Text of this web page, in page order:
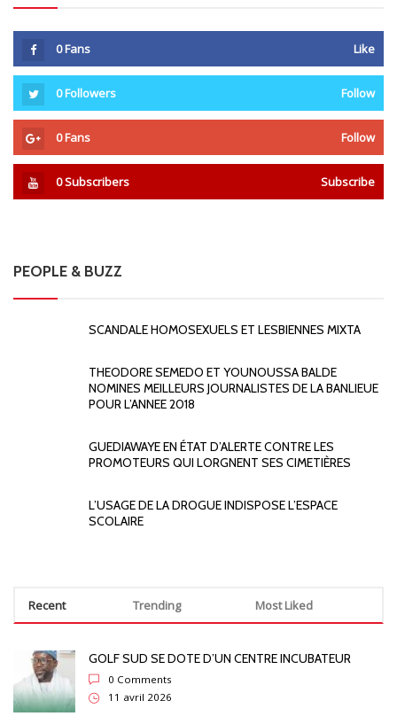
0Fans Like
0Followers Follow
0Fans Follow
0Subscribers Subscribe
PEOPLE & BUZZ
SCANDALE HOMOSEXUELS ET LESBIENNES MIXTA
THEODORE SEMEDO ET YOUNOUSSA BALDE
NOMINES MEILLEURS JOURNALISTES DE LA BANLIEUE
POUR L’ANNEE 2018
GUEDIAWAYE EN ÉTAT D’ALERTE CONTRE LES
PROMOTEURS QUI LORGNENT SES CIMETIÈRES
L’USAGE DE LA DROGUE INDISPOSE L’ESPACE
SCOLAIRE
Recent Trending Most Liked
GOLF SUD SE DOTE D’UN CENTRE INCUBATEUR
0 Comments
11 avril 2026